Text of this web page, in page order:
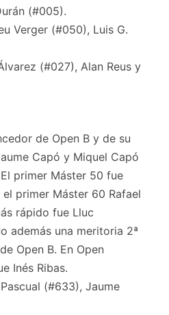
(#005).
Verger (#050), Luis G.
(#027), Alan Reus y
de Open B y de su
Capó y Miquel Capó
primer Máster 50 fue
primer Máster 60 Rafael
rápido fue Lluc
además una meritoria 2ª
Open B. En Open
Inés Ribas.
(#633), Jaume